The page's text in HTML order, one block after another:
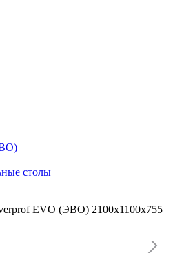
столы
EVO (ЭВО) 2100х1100x755